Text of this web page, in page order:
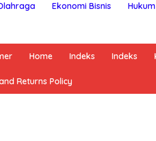
Ekonomi Bisnis
Home Indeks Indeks
Returns Policy